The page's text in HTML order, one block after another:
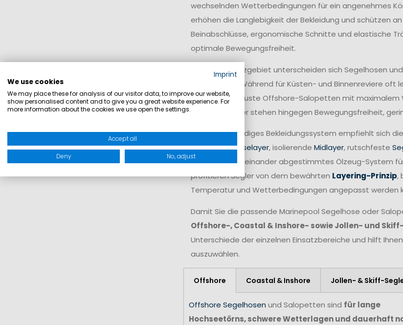
wechselnden Wetterbedingungen für ein angenehmes
erhöhen die Langlebigkeit der Bekleidung und schützen
Beinabschlüsse, ergonomische Schnitte und elastische
optimale Bewegungsfreiheit.
Je nach Einsatzgebiet unterscheiden sich Segelhosen
Ausstattung. Während für Küsten- und Binnenreviere
besonders robuste Offshore-Salopetten mit maximalem
und Skiff-Segler stehen hingegen Bewegungsfreiheit,
Für ein vollständiges Bekleidungssystem empfiehlt sich
funktionaleBaselayer, isolierende Midlayer, rutschfeste
ein perfekt aufeinander abgestimmtes Ölzeug-System
profitieren Segler von dem bewährten Layering-Prinzip,
Temperatur und Wetterbedingungen angepasst werden
Damit Sie die passende Marinepool Segelhose oder
Offshore-, Coastal & Inshore- sowie Jollen- und
Unterschiede der einzelnen Einsatzbereiche und hilft
auszuwählen.
Offshore Coastal & Inshore Jollen- & Skiff-
Offshore Segelhosen und Salopetten sind für lange
Hochseetörns, schwere Wetterlagen und dauerhaft
Imprint
We use cookies
We may place these for analysis of our visitor data, to improve our website,
show personalised content and to give you a great website experience. For
more information about the cookies we use open the settings.
Accept all
Deny No, adjust